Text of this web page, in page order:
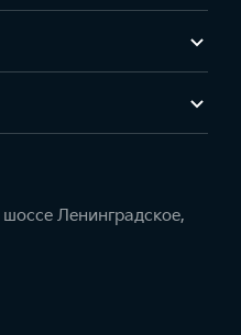
Ленинградское,